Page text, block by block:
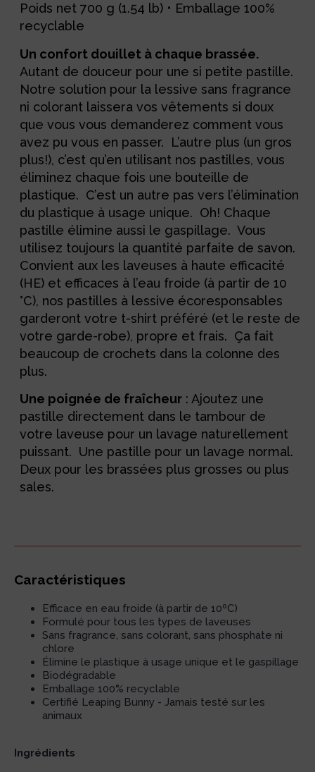
Poids net 700 g (1.54 lb) • Emballage 100%
recyclable
Un confort douillet à chaque brassée.
Autant de douceur pour une si petite pastille.
Notre solution pour la lessive sans fragrance
ni colorant laissera vos vêtements si doux
que vous vous demanderez comment vous
avez pu vous en passer. L’autre plus (un gros
plus!), c’est qu’en utilisant nos pastilles, vous
éliminez chaque fois une bouteille de
plastique. C’est un autre pas vers l’élimination
du plastique à usage unique. Oh! Chaque
pastille élimine aussi le gaspillage. Vous
utilisez toujours la quantité parfaite de savon.
Convient aux les laveuses à haute efficacité
(HE) et efficaces à l’eau froide (à partir de 10
°C), nos pastilles à lessive écoresponsables
garderont votre t-shirt préféré (et le reste de
votre garde-robe), propre et frais. Ça fait
beaucoup de crochets dans la colonne des
plus.
Une poignée de fraîcheur : Ajoutez une
pastille directement dans le tambour de
votre laveuse pour un lavage naturellement
puissant. Une pastille pour un lavage normal.
Deux pour les brassées plus grosses ou plus
sales.
Caractéristiques
Efficace en eau froide (à partir de 10ºC)
Formulé pour tous les types de laveuses
Sans fragrance, sans colorant, sans phosphate ni
chlore
Élimine le plastique à usage unique et le gaspillage
Biodégradable
Emballage 100% recyclable
Certifié Leaping Bunny - Jamais testé sur les
animaux
Ingrédients